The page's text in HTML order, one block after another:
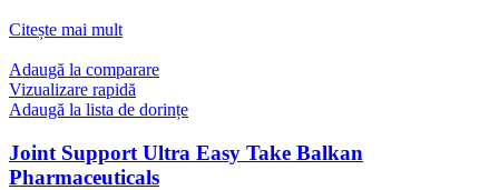
Citește mai mult
Adaugă la comparare
Vizualizare rapidă
Adaugă la lista de dorințe
Joint Support Ultra Easy Take Balkan
Pharmaceuticals